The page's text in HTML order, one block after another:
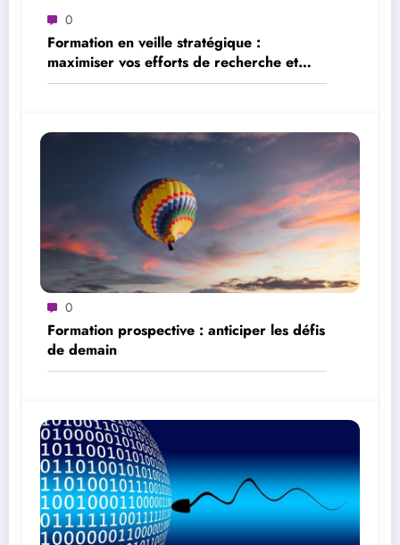
0
Formation en veille stratégique :
maximiser vos efforts de recherche et
d’analyse
0
Formation prospective : anticiper les défis
de demain